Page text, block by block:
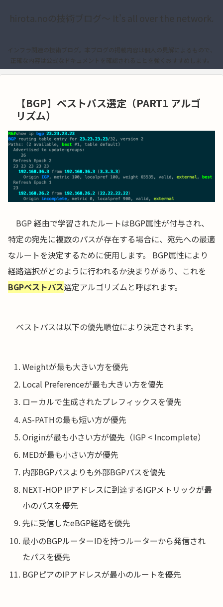
hirota.noの技術ブログ〜 It's all over the network.
インフラ関連の技術ブログ。本ブログの掲載内容は個人の見解によるもので、
正確な内容は公式なドキュメントを確認されることを強くおすすめします。
【BGP】ベストパス選定（PART1 アルゴ
リズム）
BGP 経由で学習されたルートはBGP属性が付与され、
特定の宛先に複数のパスが存在する場合に、宛先への最適
なルートを決定するために使用します。 BGP属性により
経路選択がどのように行われるか決まりがあり、これを
BGPベストパス選定アルゴリズムと呼ばれます。
ベストパスは以下の優先順位により決定されます。
Weightが最も大きい方を優先
Local Preferenceが最も大きい方を優先
ローカルで生成されたプレフィックスを優先
AS-PATHの最も短い方が優先
Originが最も小さい方が優先（IGP < Incomplete）
MEDが最も小さい方が優先
内部BGPパスよりも外部BGPパスを優先
NEXT-HOP IPアドレスに到達するIGPメトリックが最
小のパスを優先
先に受信したeBGP経路を優先
最小のBGPルーターIDを持つルーターから発信され
たパスを優先
BGPピアのIPアドレスが最小のルートを優先